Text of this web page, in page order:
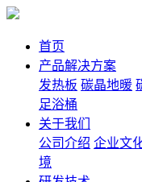
首页
产品解决方案
发热板 碳晶地暖
足浴桶
关于我们
公司介绍 企业文
境